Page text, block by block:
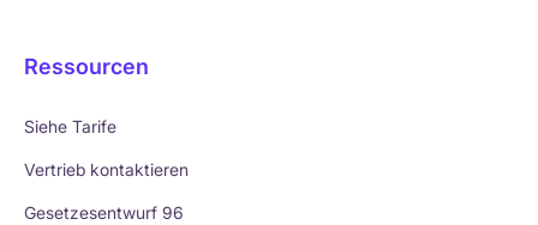
Ressourcen
Siehe Tarife
Vertrieb kontaktieren
Gesetzesentwurf 96